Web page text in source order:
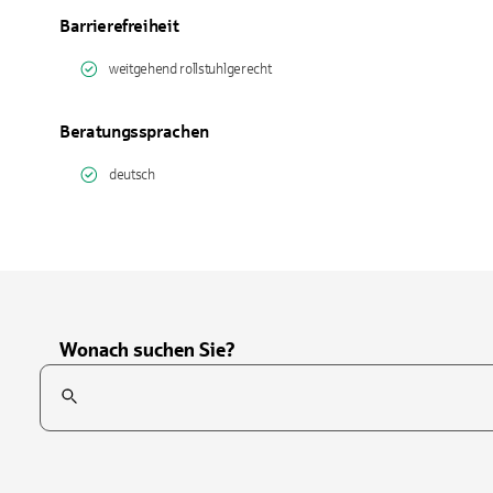
Barrierefreiheit
weitgehend rollstuhlgerecht
Beratungssprachen
deutsch
Wonach suchen Sie?
Suchfeld